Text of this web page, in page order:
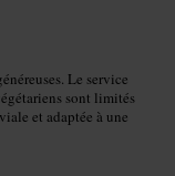
Le service
sont limités
et adaptée à une